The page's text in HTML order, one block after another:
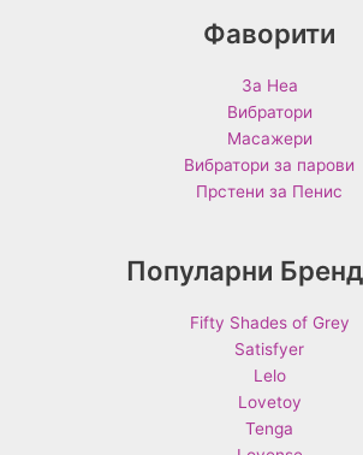
Фаворити
За Неа
Вибратори
Масажери
Вибратори за парови
Прстени за Пенис
Популарни
Fifty Shades of Grey
Satisfyer
Lelo
Lovetoy
Tenga